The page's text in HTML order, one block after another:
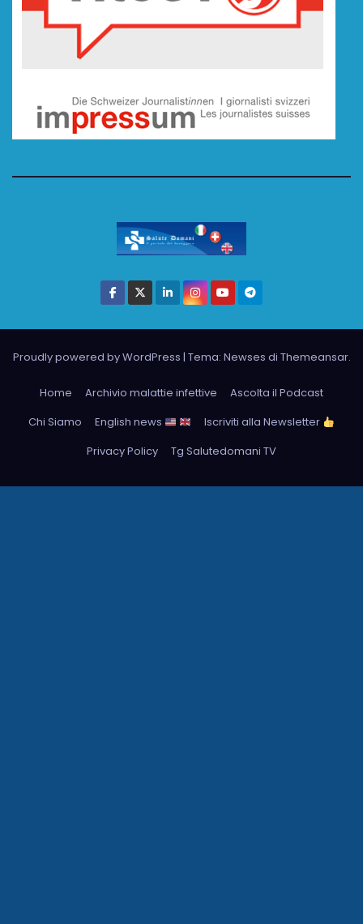
Proudly powered by WordPress | Tema: Newses di Themeansar.
Home Archivio malattie infettive
Ascolta il Podcast
Chi Siamo
English news
Iscriviti alla Newsletter
Privacy Policy
Tg Salutedomani TV